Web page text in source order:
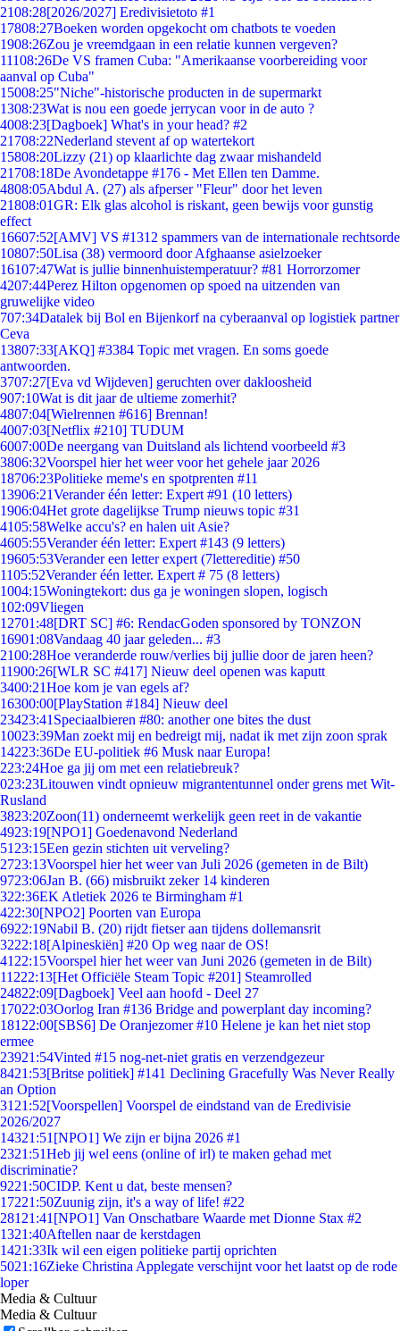
2108:28[2026/2027] Eredivisietoto #1
17808:27Boeken worden opgekocht om chatbots te voeden
1908:26Zou je vreemdgaan in een relatie kunnen vergeven?
11108:26De VS framen Cuba: "Amerikaanse voorbereiding voor
aanval op Cuba"
15008:25"Niche"-historische producten in de supermarkt
1308:23Wat is nou een goede jerrycan voor in de auto ?
4008:23[Dagboek] What's in your head? #2
21708:22Nederland stevent af op watertekort
15808:20Lizzy (21) op klaarlichte dag zwaar mishandeld
21708:18De Avondetappe #176 - Met Ellen ten Damme.
4808:05Abdul A. (27) als afperser "Fleur" door het leven
21808:01GR: Elk glas alcohol is riskant, geen bewijs voor gunstig
effect
16607:52[AMV] VS #1312 spammers van de internationale rechtsorde
10807:50Lisa (38) vermoord door Afghaanse asielzoeker
16107:47Wat is jullie binnenhuistemperatuur? #81 Horrorzomer
4207:44Perez Hilton opgenomen op spoed na uitzenden van
gruwelijke video
707:34Datalek bij Bol en Bijenkorf na cyberaanval op logistiek partner
Ceva
13807:33[AKQ] #3384 Topic met vragen. En soms goede
antwoorden.
3707:27[Eva vd Wijdeven] geruchten over dakloosheid
907:10Wat is dit jaar de ultieme zomerhit?
4807:04[Wielrennen #616] Brennan!
4007:03[Netflix #210] TUDUM
6007:00De neergang van Duitsland als lichtend voorbeeld #3
3806:32Voorspel hier het weer voor het gehele jaar 2026
18706:23Politieke meme's en spotprenten #11
13906:21Verander één letter: Expert #91 (10 letters)
1906:04Het grote dagelijkse Trump nieuws topic #31
4105:58Welke accu's? en halen uit Asie?
4605:55Verander één letter: Expert #143 (9 letters)
19605:53Verander een letter expert (7lettereditie) #50
1105:52Verander één letter. Expert # 75 (8 letters)
1004:15Woningtekort: dus ga je woningen slopen, logisch
102:09Vliegen
12701:48[DRT SC] #6: RendacGoden sponsored by TONZON
16901:08Vandaag 40 jaar geleden... #3
2100:28Hoe veranderde rouw/verlies bij jullie door de jaren heen?
11900:26[WLR SC #417] Nieuw deel openen was kaputt
3400:21Hoe kom je van egels af?
16300:00[PlayStation #184] Nieuw deel
23423:41 Speciaalbieren #80: another one bites the dust
10023:39Man zoekt mij en bedreigt mij, nadat ik met zijn zoon sprak
14223:36De EU-politiek #6 Musk naar Europa!
223:24Hoe ga jij om met een relatiebreuk?
023:23Litouwen vindt opnieuw migrantentunnel onder grens met Wit-
Rusland
3823:20Zoon(11) onderneemt werkelijk geen reet in de vakantie
4923:19[NPO1] Goedenavond Nederland
51 23:15Een gezin stichten uit verveling?
2723:13Voorspel hier het weer van Juli 2026 (gemeten in de Bilt)
9723:06Jan B. (66) misbruikt zeker 14 kinderen
322:36EK Atletiek 2026 te Birmingham #1
422:30[NPO2] Poorten van Europa
6922:19Nabil B. (20) rijdt fietser aan tijdens dollemansrit
3222:18[Alpineskiën] #20 Op weg naar de OS!
41 22:15Voorspel hier het weer van Juni 2026 (gemeten in de Bilt)
11222:13[Het Officiële Steam Topic #201] Steamrolled
24822:09[Dagboek] Veel aan hoofd - Deel 27
17022:03Oorlog Iran #136 Bridge and powerplant day incoming?
181 22:00[SBS6] De Oranjezomer #10 Helene je kan het niet stop
ermee
23921:54Vinted #15 nog-net-niet gratis en verzendgezeur
8421:53[Britse politiek] #141 Declining Gracefully Was Never Really
an Option
31 21:52[Voorspellen] Voorspel de eindstand van de Eredivisie
2026/2027
14321:51 [NPO1] We zijn er bijna 2026 #1
2321:51Heb jij wel eens (online of irl) te maken gehad met
discriminatie?
9221:50CIDP. Kent u dat, beste mensen?
17221:50Zuunig zijn, it's a way of life! #22
281 21:41 [NPO1] Van Onschatbare Waarde met Dionne Stax #2
1321:40Aftellen naar de kerstdagen
1421:33Ik wil een eigen politieke partij oprichten
5021:16Zieke Christina Applegate verschijnt voor het laatst op de rode
loper
Media & Cultuur
Media & Cultuur